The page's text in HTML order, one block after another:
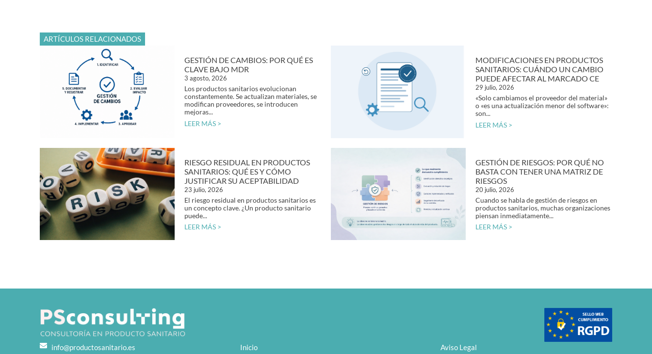
ARTÍCULOS RELACIONADOS
GESTIÓN DE CAMBIOS: POR QUÉ ES
CLAVE BAJO MDR
3 agosto, 2026
Los productos sanitarios evolucionan
constantemente. Se actualizan materiales, se
modifican proveedores, se introducen
mejoras...
LEER MÁS >
MODIFICACIONES EN PRODUCTOS
SANITARIOS: CUÁNDO UN CAMBIO
PUEDE AFECTAR AL MARCADO CE
29 julio, 2026
«Solo cambiamos el proveedor del material»
o «es una actualización menor del software»:
son...
LEER MÁS >
RIESGO RESIDUAL EN PRODUCTOS
SANITARIOS: QUÉ ES Y CÓMO
JUSTIFICAR SU ACEPTABILIDAD
23 julio, 2026
El riesgo residual en productos sanitarios es
un concepto clave. ¿Un producto sanitario
puede...
LEER MÁS >
GESTIÓN DE RIESGOS: POR QUÉ NO
BASTA CON TENER UNA MATRIZ DE
RIESGOS
20 julio, 2026
Cuando se habla de gestión de riesgos en
productos sanitarios, muchas organizaciones
piensan inmediatamente...
LEER MÁS >
info@productosanitario.es Inicio Aviso Legal